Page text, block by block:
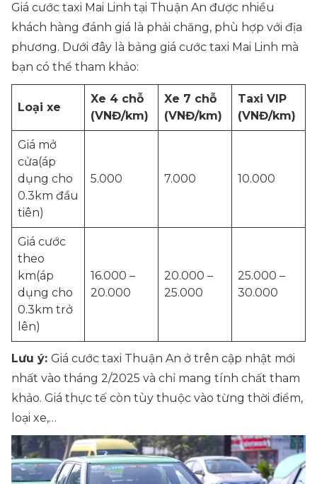
Giá cước taxi Mai Linh tại Thuận An được nhiều
khách hàng đánh giá là phải chăng, phù hợp với địa
phương. Dưới đây là bảng giá cước taxi Mai Linh mà
bạn có thể tham khảo:
Loại xe
Xe 4 chỗ
(VNĐ/km)
Xe 7 chỗ
(VNĐ/km)
Taxi VIP
(VNĐ/km)
Giá mở
cửa(áp
dụng cho
0.3km đầu
tiên)
5.000 7.000 10.000
Giá cước
theo
km(áp
dụng cho
0.3km trở
lên)
16.000 –
20.000
20.000 –
25.000
25.000 –
30.000
Lưu ý: Giá cước taxi Thuận An ở trên cập nhật mới
nhất vào tháng 2/2025 và chỉ mang tính chất tham
khảo. Giá thực tế còn tùy thuộc vào từng thời điểm,
loại xe,…